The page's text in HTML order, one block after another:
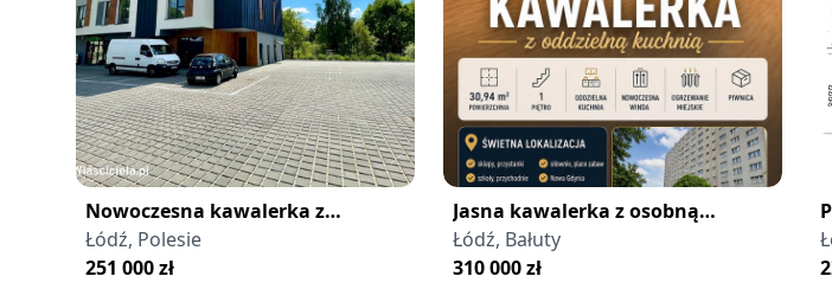
Nowoczesna kawalerka z
widokiem na zieleń – Łódź Polesie
Łódź, Polesie
251 000zł
Jasna kawalerka z osobną
kuchnią, Radogoszcz Zachód
Łódź, Bałuty
310 000zł